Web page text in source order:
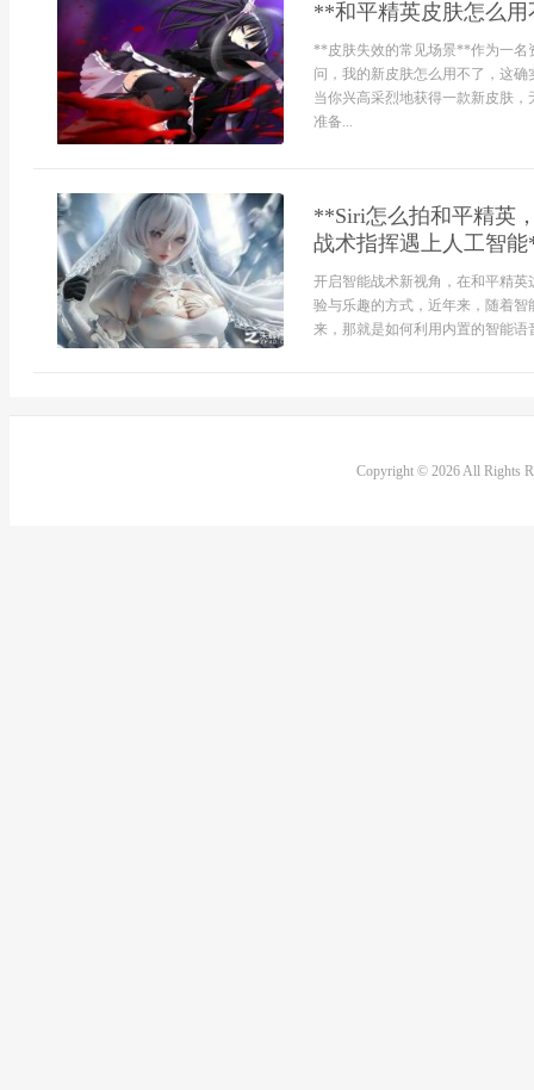
**和平精英皮肤怎么
**皮肤失效的常见场景**作为一名
问，我的新皮肤怎么用不了，这
当你兴高采烈地获得一款新皮肤
准备...
**Siri怎么拍和平精英
战术指挥遇上人工智
开启智能战术新视角，在和平精
验与乐趣的方式，近年来，随着
来，那就是如何利用内置的智能
Copyright © 2026 All Rights